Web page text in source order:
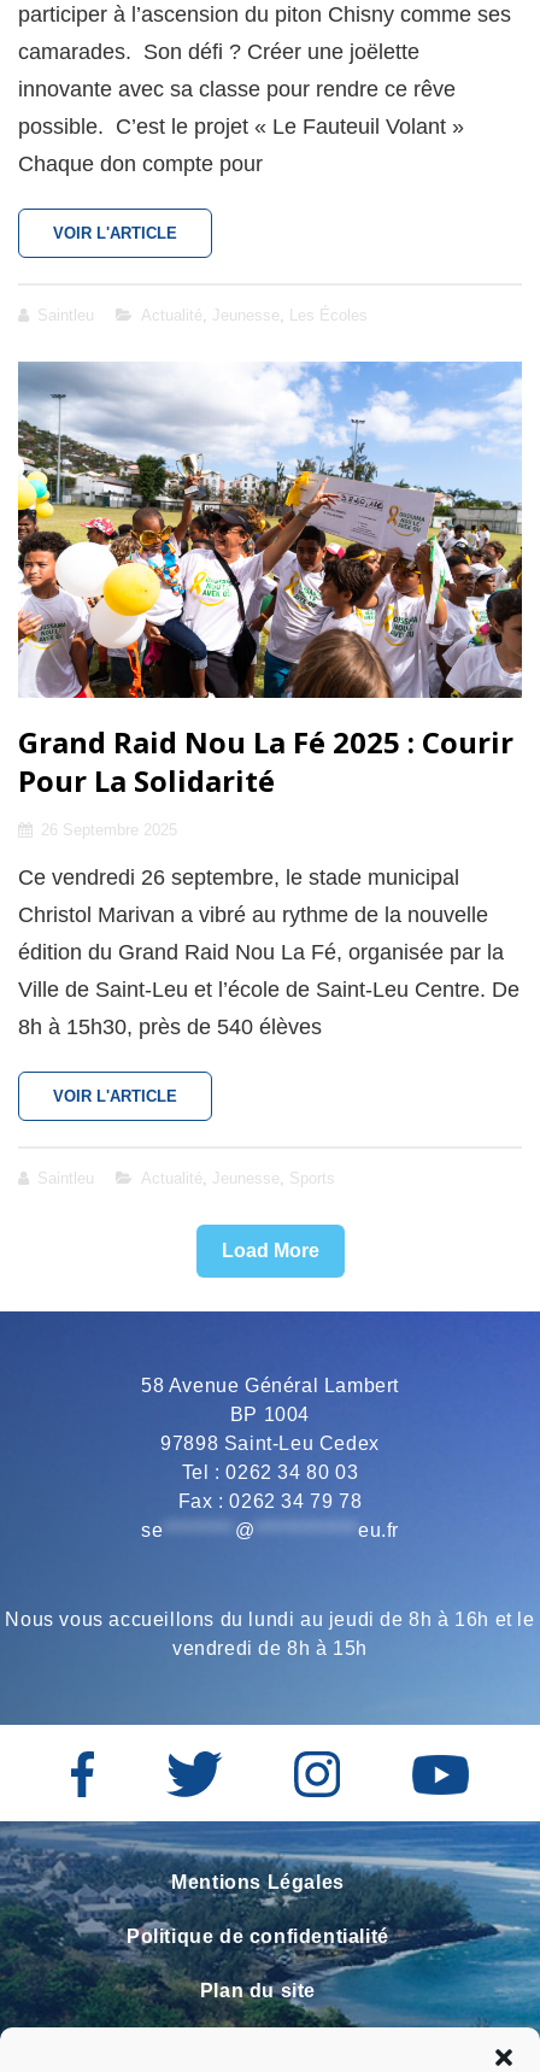
participer à l’ascension du piton Chisny comme ses
camarades. Son défi ? Créer une joëlette
innovante avec sa classe pour rendre ce rêve
possible. C’est le projet « Le Fauteuil Volant »
Chaque don compte pour
VOIR L'ARTICLE
LUC
LES
Saintleu
Cat
Actualité Jeunesse Les Écoles
Grand Raid Nou La Fé 2025 : Courir
Pour La Solidarité
Posted
26 Septembre 2025
Ce vendredi 26 septembre, le stade municipal
Christol Marivan a vibré au rythme de la nouvelle
édition du Grand Raid Nou La Fé, organisée par la
Ville de Saint-Leu et l’école de Saint-Leu Centre. De
8h à 15h30, près de 540 élèves
VOIR L'ARTICLE
RAID
FÉ
COURIR
POUR
Saintleu
Cat
Actualité Jeunesse Sports
Load More
58 Avenue Général Lambert
BP 1004
97898 Saint-Leu Cedex
Tel : 0262 34 80 03
Fax : 0262 34 79 78
se
@ *************eu.fr
Nous vous accueillons du lundi au jeudi de 8h à 16h et le
vendredi de 8h à 15h
Mentions Légales
Politique de confidentialité
Plan du site